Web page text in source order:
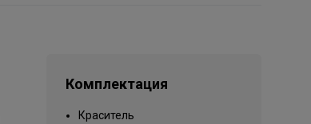
Комплектация
Краситель